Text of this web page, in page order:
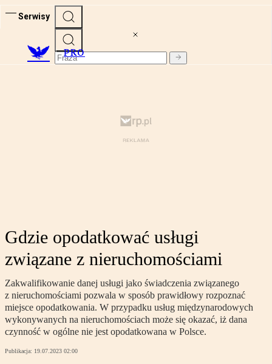
Serwisy
PRO
Gdzie opodatkować usługi
związane z nieruchomościami
Zakwalifikowanie danej usługi jako świadczenia związanego
z nieruchomościami pozwala w sposób prawidłowy rozpoznać
miejsce opodatkowania. W przypadku usług międzynarodowych
wykonywanych na nieruchomościach może się okazać, iż dana
czynność w ogólne nie jest opodatkowana w Polsce.
Publikacja: 19.07.2023 02:00